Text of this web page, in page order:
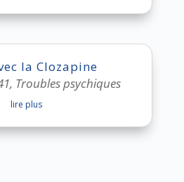
la Clozapine
, Troubles psychiques
lire plus